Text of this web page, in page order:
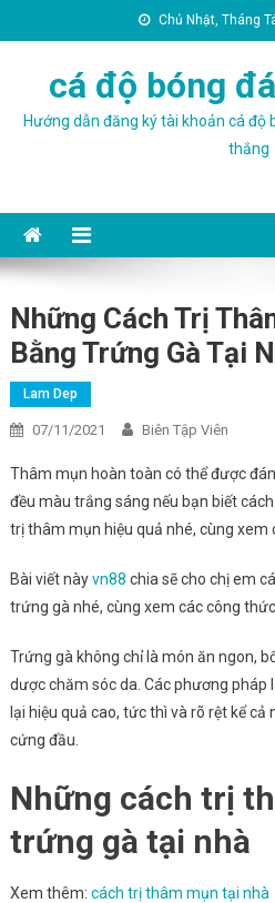
Chủ Nhật, Tháng
cá độ bóng
Hướng dẫn đăng ký tài khoản cá độ
thắng
Những Cách Trị
Bằng Trứng Gà Tại
Lam Dep
07/11/2021 Biên Tập Viên
Thâm mụn hoàn toàn có thể được
đều màu trắng sáng nếu bạn biết
trị thâm mụn hiệu quả nhé, cùng xem
Bài viết nàyvn88 chia sẽ cho chị em
trứng gà nhé, cùng xem các công
Trứng gà không chỉ là món ăn ngon,
dược chăm sóc da. Các phương
lại hiệu quả cao, tức thì và rõ rệt kể
cứng đầu.
Những cách trị
trứng gà tại nhà
Xem thêm: cách trị thâm mụn tại nhà